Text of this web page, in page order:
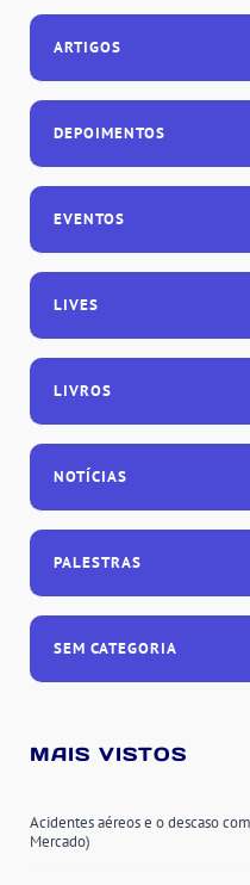
ARTIGOS
DEPOIMENTOS
EVENTOS
LIVES
LIVROS
NOTÍCIAS
PALESTRAS
SEM CATEGORIA
MAIS VISTOS
Acidentes aéreos e o descaso
Mercado)